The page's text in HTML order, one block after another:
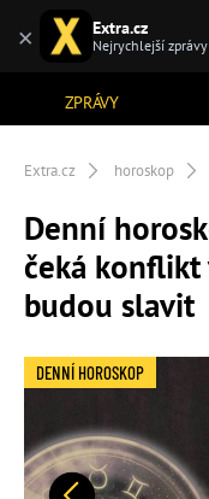
ZPRÁVY
Extra.cz horoskop
Denní
čeká konflikt
budou slavit
DENNÍ HOROSKOP
× Extra.cz
Nejrychlejší